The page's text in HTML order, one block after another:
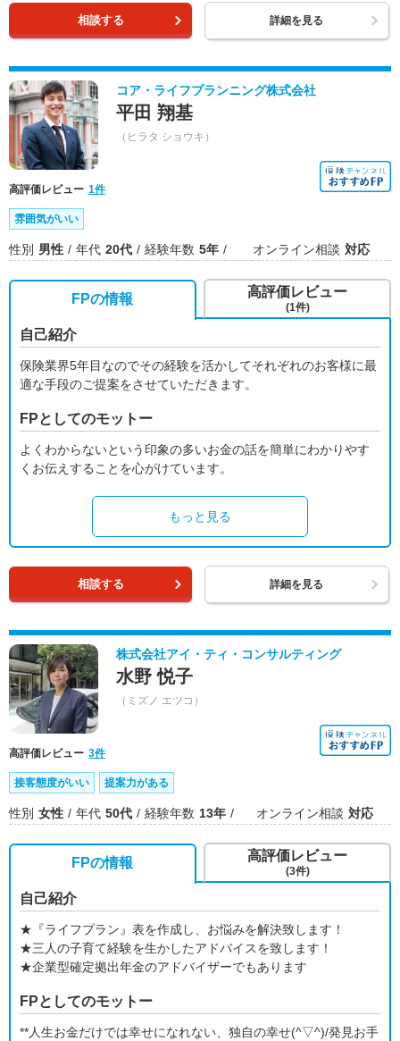
相談する 詳細を見る
コア・ライフプランニング株式会社
平田 翔基
（ヒラタ ショウキ）
高評価レビュー 1件
雰囲気がいい
性別 男性 年代 20代 経験年数 5年 オンライン相談 対応
FPの情報
自己紹介
保険業界5年目なのでその経験を活かしてそれぞれのお客様に最
適な手段のご提案をさせていただきます。
FPとしてのモットー
よくわからないという印象の多いお金の話を簡単にわかりやす
くお伝えすることを心がけています。
もっと見る
高評価レビュー
(1件)
相談する 詳細を見る
株式会社アイ・ティ・コンサルティング
水野 悦子
（ミズノ エツコ）
高評価レビュー 3件
接客態度がいい 提案力がある
性別 女性 年代 50代 経験年数 13年 オンライン相談 対応
FPの情報
自己紹介
★『ライフプラン』表を作成し、お悩みを解決致します！
★三人の子育て経験を生かしたアドバイスを致します！
★企業型確定拠出年金のアドバイザーでもあります
FPとしてのモットー
**人生お金だけでは幸せになれない、独自の幸せ(^▽^)/発見お手
高評価レビュー
(3件)